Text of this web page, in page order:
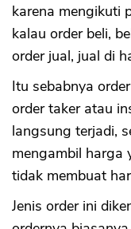
karena mengikuti
kalau order beli,
order jual, jual di
Itu sebabnya
order taker atau
langsung terjadi,
mengambil harga
tidak membuat
Jenis order ini